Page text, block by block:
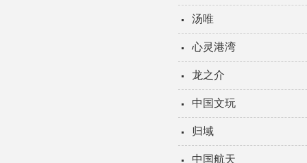
汤唯
心灵港湾
龙之介
中国文玩
归域
中国航天